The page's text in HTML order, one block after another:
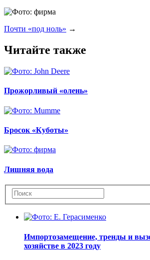
Почти «под ноль» →
Читайте также
Прожорливый «олень»
Бросок «Куботы»
Лишняя вода
Импортозамещение, тренды и
хозяйстве в 2023 году